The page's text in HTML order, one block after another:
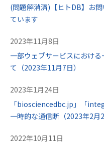
(問題解消済)【ヒトDB】お
ています
2023年11月8日
一部ウェブサービスにおけ
て（2023年11月7日）
2023年1月24日
「biosciencedbc.jp」「
一時的な通信断（2023年2月
2022年10月11日